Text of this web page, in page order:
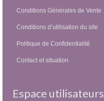
Conditions Générales de Vente
Conditions d’utilisation du site
Politique de Confidentialité
Contact et situation
Espace utilisateurs